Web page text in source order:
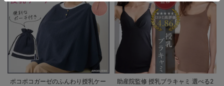
ポコポコガーゼのふんわり授乳ケー
助産院監修 授乳ブラキャミ 選べる2